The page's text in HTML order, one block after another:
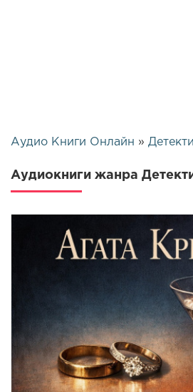
Аудио Книги Онлайн »
Аудиокниги жанра